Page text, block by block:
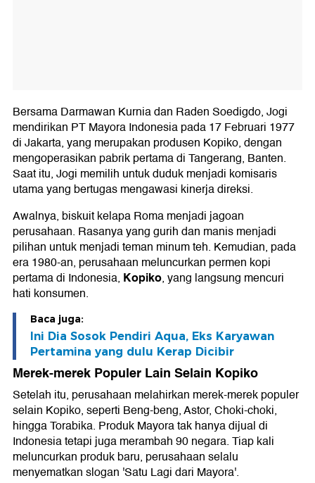
Bersama Darmawan Kurnia dan Raden Soedigdo, Jogi
mendirikan PT Mayora Indonesia pada 17 Februari 1977
di Jakarta, yang merupakan produsen Kopiko, dengan
mengoperasikan pabrik pertama di Tangerang, Banten.
Saat itu, Jogi memilih untuk duduk menjadi komisaris
utama yang bertugas mengawasi kinerja direksi.
Awalnya, biskuit kelapa Roma menjadi jagoan
perusahaan. Rasanya yang gurih dan manis menjadi
pilihan untuk menjadi teman minum teh. Kemudian, pada
era 1980-an, perusahaan meluncurkan permen kopi
pertama di Indonesia, Kopiko, yang langsung mencuri
hati konsumen.
Baca juga:
Ini Dia Sosok Pendiri Aqua, Eks Karyawan
Pertamina yang dulu Kerap Dicibir
Merek-merek Populer Lain Selain Kopiko
Setelah itu, perusahaan melahirkan merek-merek populer
selain Kopiko, seperti Beng-beng, Astor, Choki-choki,
hingga Torabika. Produk Mayora tak hanya dijual di
Indonesia tetapi juga merambah 90 negara. Tiap kali
meluncurkan produk baru, perusahaan selalu
menyematkan slogan 'Satu Lagi dari Mayora'.